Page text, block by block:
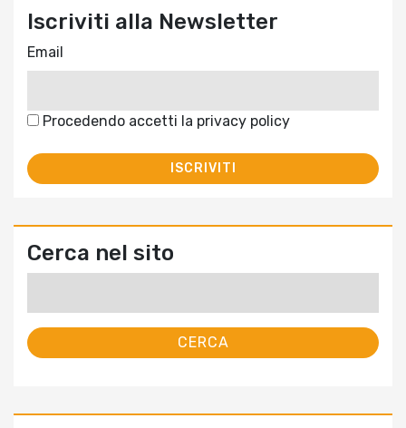
Iscriviti alla Newsletter
Email
Procedendo accetti la privacy policy
Cerca nel sito